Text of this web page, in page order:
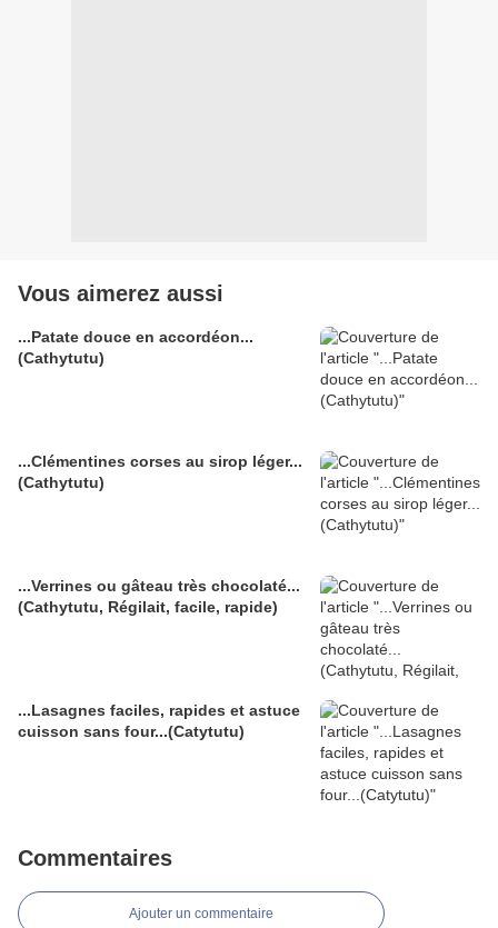
Vous aimerez aussi
...Patate douce en accordéon...
(Cathytutu)
...Clémentines corses au sirop léger...
(Cathytutu)
...Verrines ou gâteau très chocolaté...
(Cathytutu, Régilait, facile, rapide)
...Lasagnes faciles, rapides et astuce
cuisson sans four...(Catytutu)
Commentaires
Ajouter un commentaire